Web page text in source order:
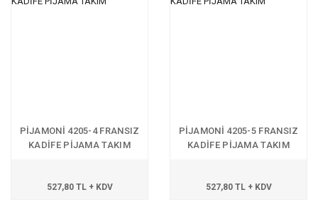
PİJAMONİ 4205-4 FRANSIZ
KADİFE PİJAMA TAKIM
527,80 TL + KDV
PİJAMONİ 4205-5 FRANSIZ
KADİFE PİJAMA TAKIM
527,80 TL + KDV